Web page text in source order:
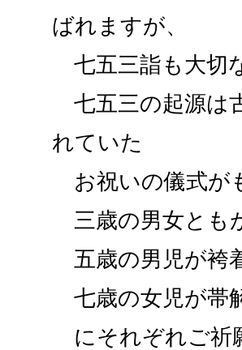
ばれますが、
七五三詣も大切
七五三の起源は
れていた
お祝いの儀式が
三歳の男女とも
五歳の男児が袴
七歳の女児が帯
にそれぞれご祈